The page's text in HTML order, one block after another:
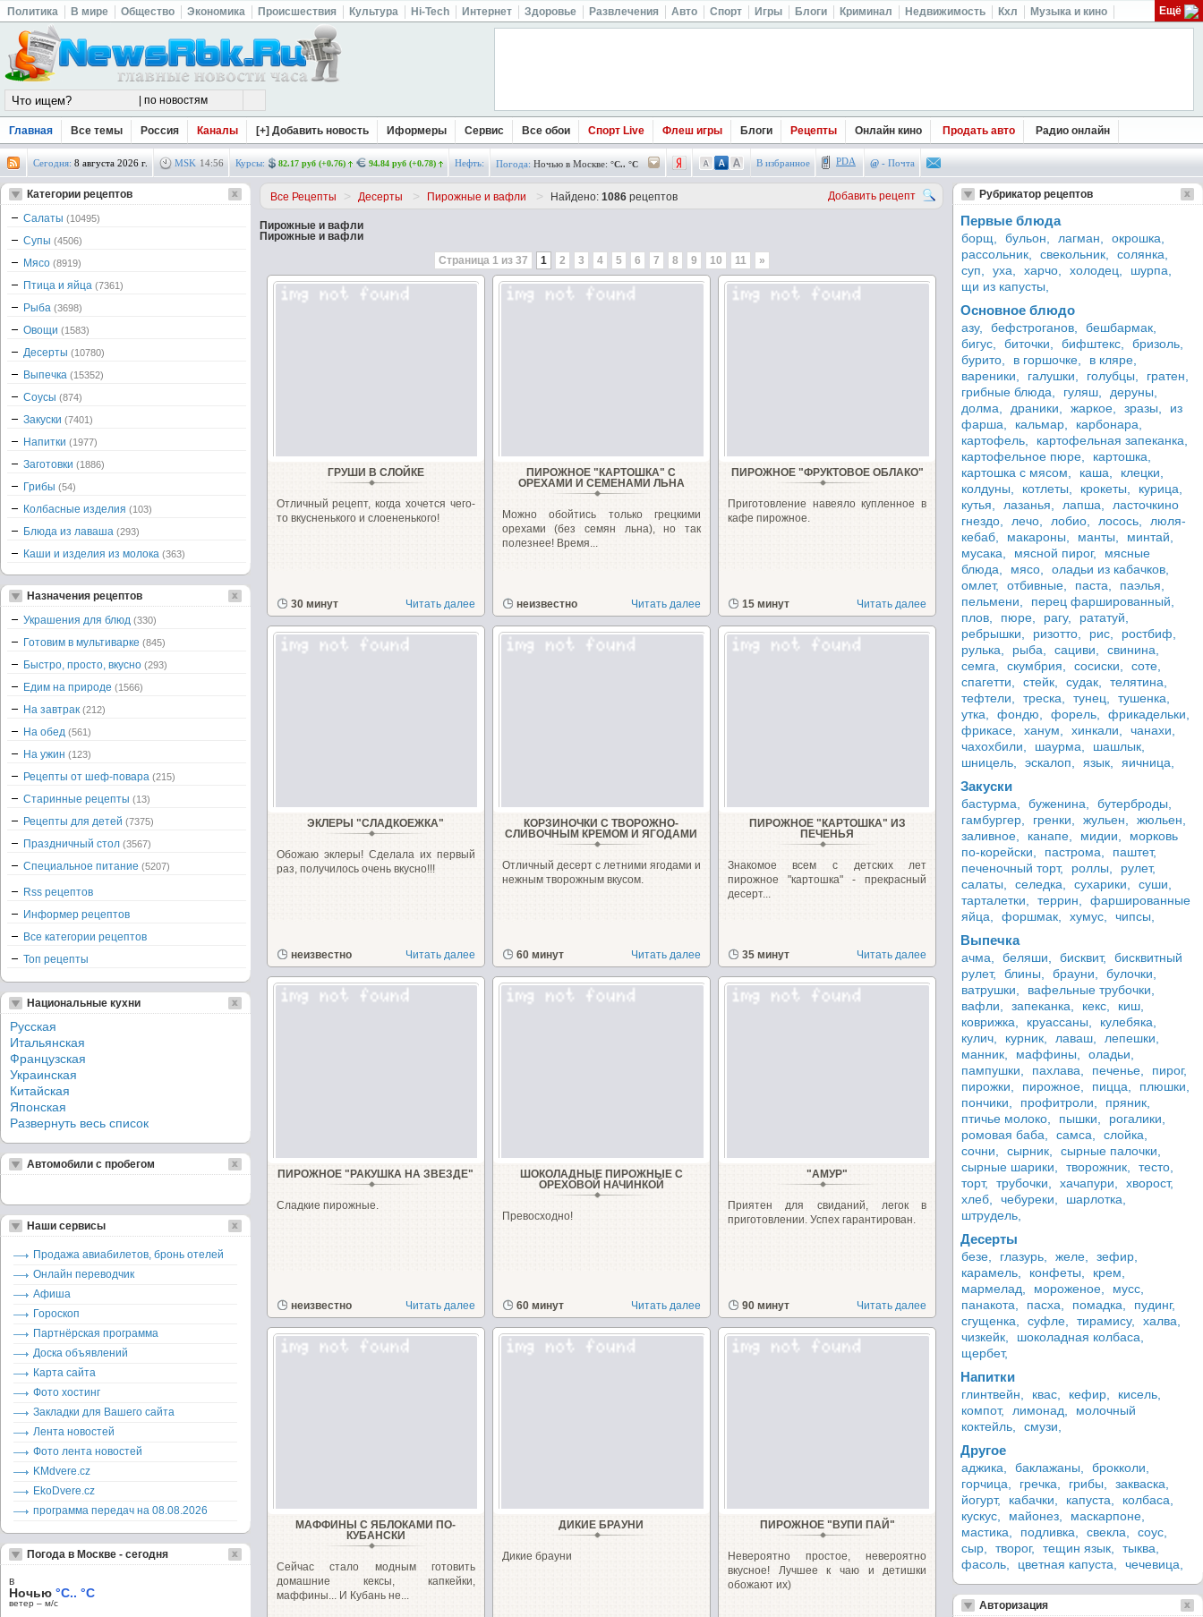
Политика В мире Общество Экономика Происшествия Культура Hi-Tech Интернет Здоровье Развлечения Авто Спорт Игры Блоги Криминал Недвижимость Кхл Музыка и кино Ещё
Главная Все темы Россия Каналы [+] Добавить новость Иформеры Сервис Все обои Спорт Live Флеш игры Блоги Рецепты Онлайн кино Продать авто Радио онлайн
Сегодня: 8 августа 2026 г. MSK 14:56 Курсы: 82.17 руб (+0.76) 94.84 руб (+0.78) Нефть: Погода: Ночью в Москве: °C.. °C В избранное PDA @ - Почта
Все Рецепты > Десерты > Пирожные и вафли > Найдено:1086 рецептов Добавить рецепт
Пирожные и вафли
Пирожные и вафли
Страница 1 из 37
1 2 3 4 5 6 7 8 9 10 11 »
ГРУШИ В СЛОЙКЕ
Отличный рецепт, когда хочется чего-
то вкусненького и слоененького!
30 минут Читать далее
ПИРОЖНОЕ "КАРТОШКА" С
ОРЕХАМИ И СЕМЕНАМИ ЛЬНА
Можно обойтись только грецкими
орехами (без семян льна), но так
полезнее! Время...
неизвестно Читать далее
ПИРОЖНОЕ "ФРУКТОВОЕ ОБЛАКО"
Приготовление навеяло купленное в
кафе пирожное.
15 минут Читать далее
ЭКЛЕРЫ "СЛАДКОЕЖКА"
Обожаю эклеры! Сделала их первый
раз, получилось очень вкусно!!!
неизвестно Читать далее
КОРЗИНОЧКИ С ТВОРОЖНО-
СЛИВОЧНЫМ КРЕМОМ И ЯГОДАМИ
Отличный десерт с летними ягодами и
нежным творожным вкусом.
60 минут Читать далее
ПИРОЖНОЕ "КАРТОШКА" ИЗ
ПЕЧЕНЬЯ
Знакомое всем с детских лет
пирожное "картошка" - прекрасный
десерт...
35 минут Читать далее
ПИРОЖНОЕ "РАКУШКА НА ЗВЕЗДЕ"
Сладкие пирожные.
неизвестно Читать далее
ШОКОЛАДНЫЕ ПИРОЖНЫЕ С
ОРЕХОВОЙ НАЧИНКОЙ
Превосходно!
60 минут Читать далее
"АМУР"
Приятен для свиданий, легок в
приготовлении. Успех гарантирован.
90 минут Читать далее
МАФФИНЫ С ЯБЛОКАМИ ПО-
КУБАНСКИ
Сейчас стало модным готовить
домашние кексы, капкейки,
маффины... И Кубань не...
ДИКИЕ БРАУНИ
Дикие брауни
ПИРОЖНОЕ "ВУПИ ПАЙ"
Невероятно простое, невероятно
вкусное! Лучшее к чаю и детишки
обожают их)
Категории рецептов
Салаты (10495)
Супы (4506)
Мясо (8919)
Птица и яйца (7361)
Рыба (3698)
Овощи (1583)
Десерты (10780)
Выпечка (15352)
Соусы (874)
Закуски (7401)
Напитки (1977)
Заготовки (1886)
Грибы (54)
Колбасные изделия (103)
Блюда из лаваша (293)
Каши и изделия из молока (363)
Назначения рецептов
Украшения для блюд (330)
Готовим в мультиварке (845)
Быстро, просто, вкусно (293)
Едим на природе (1566)
На завтрак (212)
На обед (561)
На ужин (123)
Рецепты от шеф-повара (215)
Старинные рецепты (13)
Рецепты для детей (7375)
Праздничный стол (3567)
Специальное питание (5207)
Rss рецептов
Информер рецептов
Все категории рецептов
Топ рецепты
Национальные кухни
Русская
Итальянская
Французская
Украинская
Китайская
Японская
Развернуть весь список
Автомобили с пробегом
Наши сервисы
Продажа авиабилетов, бронь отелей
Онлайн переводчик
Афиша
Гороскоп
Партнёрская программа
Доска объявлений
Карта сайта
Фото хостинг
Закладки для Вашего сайта
Лента новостей
Фото лента новостей
KMdvere.cz
EkoDvere.cz
программа передач на 08.08.2026
Погода в Москве - сегодня
в
Ночью °C.. °C
ветер – м/c
Рубрикатор рецептов
Первые блюда
борщ, бульон, лагман,
окрошка,
рассольник,
свекольник,
солянка,
суп,
уха, харчо, холодец,
шурпа,
щи из капусты,
Основное блюдо
азу, бефстроганов,
бешбармак,
бигус,
биточки, бифштекс,
бризоль,
бурито,
в горшочке,
в кляре,
вареники,
галушки, голубцы,
гратен,
грибные блюда,
гуляш,
деруны,
долма,
драники, жаркое, зразы,
из
фарша,
кальмар,
карбонара,
картофель,
картофельная запеканка,
картофельное пюре,
картошка,
картошка с мясом,
каша,
клецки,
колдуны,
котлеты, крокеты,
курица,
кутья,
лазанья, лапша,
ласточкино
гнездо,
лечо, лобио, лосось,
люля-
кебаб,
макароны, манты,
минтай,
мусака,
мясной пирог,
мясные
блюда,
мясо,
оладьи из кабачков,
омлет,
отбивные, паста,
паэлья,
пельмени,
перец фаршированный,
плов,
пюре, рагу,
рататуй,
ребрышки,
ризотто, рис,
ростбиф,
рулька,
рыба, сациви,
свинина,
семга,
скумбрия, сосиски,
соте,
спагетти,
стейк, судак,
телятина,
тефтели,
треска, тунец,
тушенка,
утка,
фондю, форель,
фрикадельки,
фрикасе,
ханум, хинкали,
чанахи,
чахохбили,
шаурма,
шашлык,
шницель,
эскалоп, язык, яичница,
Закуски
бастурма, буженина,
бутерброды,
гамбургер,
гренки, жульен,
жюльен,
заливное,
канапе, мидии,
морковь
по-корейски,
пастрома,
паштет,
печеночный торт,
роллы,
рулет,
салаты,
селедка, сухарики,
суши,
тарталетки,
террин,
фаршированные
яйца,
форшмак, хумус, чипсы,
Выпечка
ачма, беляши, бисквит,
бисквитный
рулет,
блины, брауни,
булочки,
ватрушки,
вафельные трубочки,
вафли,
запеканка, кекс,
киш,
коврижка,
круассаны,
кулебяка,
кулич,
курник, лаваш,
лепешки,
манник,
маффины,
оладьи,
пампушки,
пахлава, печенье,
пирог,
пирожки,
пирожное, пицца,
плюшки,
пончики,
профитроли,
пряник,
птичье молоко,
пышки,
рогалики,
ромовая баба,
самса,
слойка,
сочни,
сырник,
сырные палочки,
сырные шарики,
творожник,
тесто,
торт,
трубочки, хачапури,
хворост,
хлеб,
чебуреки,
шарлотка,
штрудель,
Десерты
безе, глазурь, желе,
зефир,
карамель,
конфеты,
крем,
мармелад,
мороженое,
мусс,
панакота,
пасха, помадка,
пудинг,
сгущенка,
суфле, тирамису,
халва,
чизкейк,
шоколадная колбаса,
щербет,
Напитки
глинтвейн, квас, кефир,
кисель,
компот,
лимонад,
молочный
коктейль,
смузи,
Другое
аджика, баклажаны,
брокколи,
горчица,
гречка, грибы,
закваска,
йогурт,
кабачки, капуста,
колбаса,
кускус,
майонез,
маскарпоне,
мастика,
подливка, свекла,
соус,
сыр,
творог, тещин язык,
тыква,
фасоль,
цветная капуста, чечевица,
Авторизация